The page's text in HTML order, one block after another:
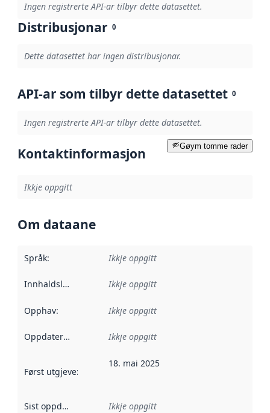
Ingen registrerte API-ar tilbyr dette datasettet.
Distribusjonar 0
Dette datasettet har ingen distribusjonar.
API-ar som tilbyr dette datasettet 0
Ingen registrerte API-ar tilbyr dette datasettet.
Gøym tomme rader
Kontaktinformasjon
Ikkje oppgitt
Om dataane
Språk: Ikkje oppgitt
Innhaldsleverandørar :
Ikkje oppgitt
Opphav: Ikkje oppgitt
Oppdateringsfrekvens :
Ikkje oppgitt
Først utgjeve:
18. mai 2025
Sist oppdatert Ikkje oppgitt